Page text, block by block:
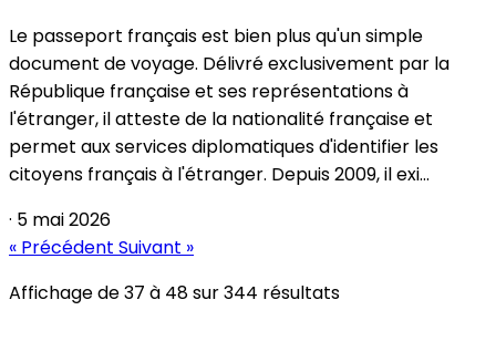
Le passeport français est bien plus qu'un simple
document de voyage. Délivré exclusivement par la
République française et ses représentations à
l'étranger, il atteste de la nationalité française et
permet aux services diplomatiques d'identifier les
citoyens français à l'étranger. Depuis 2009, il exi...
· 5 mai 2026
« Précédent Suivant »
Affichage de37 à 48sur344 résultats